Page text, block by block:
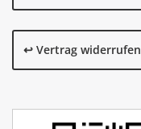
↩️ Vertrag widerrufen